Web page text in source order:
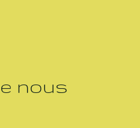
nous